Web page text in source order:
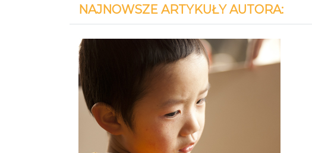
NAJNOWSZE ARTYKUŁY AUTORA: